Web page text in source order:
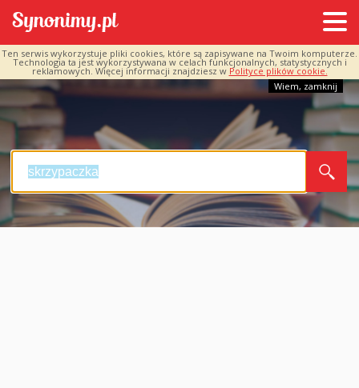
Ten serwis wykorzystuje pliki cookies, które są zapisywane na Twoim komputerze.
Technologia ta jest wykorzystywana w celach funkcjonalnych, statystycznych i
reklamowych. Więcej informacji znajdziesz w Polityce plików cookie.
Wiem, zamknij